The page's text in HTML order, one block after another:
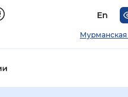
En
Мурманская